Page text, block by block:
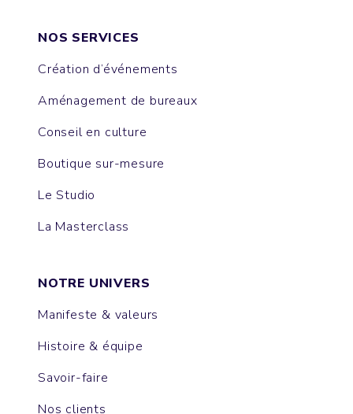
NOS SERVICES
Création d’événements
Aménagement de bureaux
Conseil en culture
Boutique sur-mesure
Le Studio
La Masterclass
NOTRE UNIVERS
Manifeste & valeurs
Histoire & équipe
Savoir-faire
Nos clients